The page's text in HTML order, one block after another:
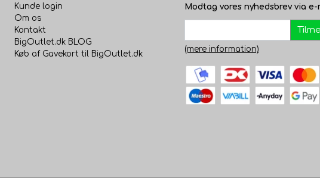
Kunde login
Om os
Kontakt
BigOutlet.dk BLOG
Køb af Gavekort til BigOutlet.dk
Modtag vores nyhedsbrev via e-
(mere information)